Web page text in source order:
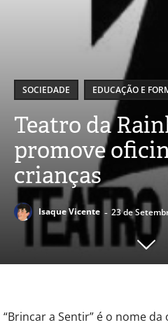
SOCIEDADE EDUCAÇÃO E
Teatro da
promove
crianças
Isaque Vicente - 23 de
“Brincar a Sentir” é o nome